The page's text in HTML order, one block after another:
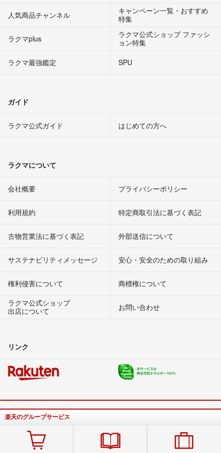
人気商品チャンネル
キャンペーン一覧・おすすめ
特集
ラクマplus
ラクマ公式ショップ ファッシ
ョン特集
ラクマ最強鑑定
SPU
ガイド
ラクマ公式ガイド はじめての方へ
ラクマについて
会社概要 プライバシーポリシー
利用規約 特定商取引法に基づく表記
古物営業法に基づく表記 外部送信について
サステナビリティメッセージ 安心・安全のための取り組み
権利侵害について
商標権について
ラクマ公式ショップ
出店について
お問い合わせ
リンク
楽天のグループサービス